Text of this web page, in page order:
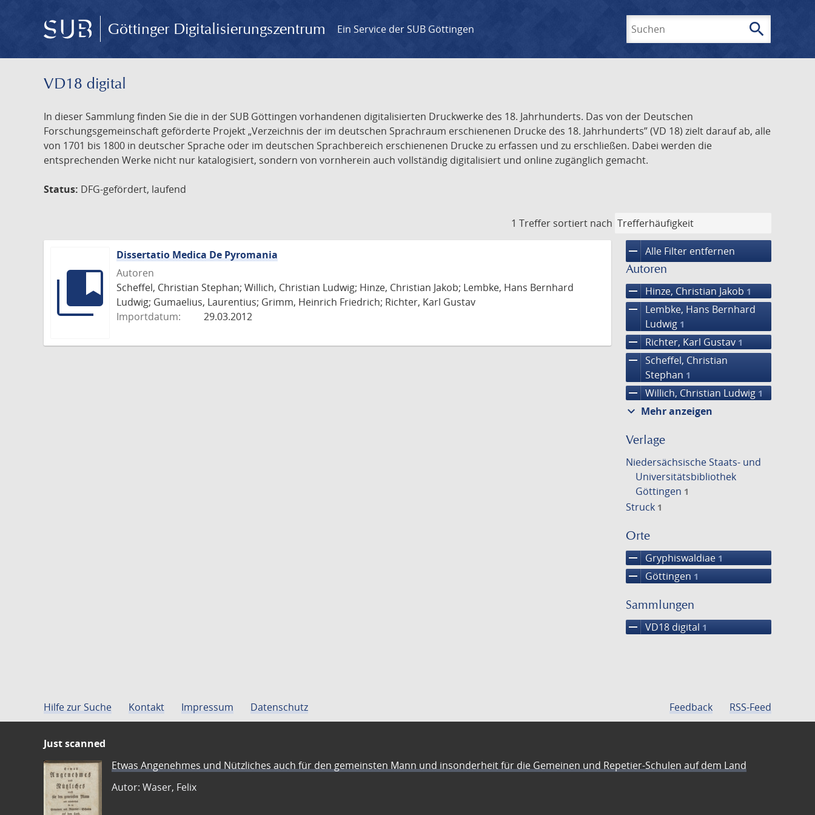
Göttinger Digitalisierungszentrum Ein Service der SUB Göttingen search
VD18 digital
In dieser Sammlung finden Sie die in der SUB Göttingen vorhandenen digitalisierten Druckwerke des 18. Jahrhunderts. Das von der Deutschen
Forschungsgemeinschaft geförderte Projekt „Verzeichnis der im deutschen Sprachraum erschienenen Drucke des 18. Jahrhunderts” (VD 18) zielt darauf ab, alle
von 1701 bis 1800 in deutscher Sprache oder im deutschen Sprachbereich erschienenen Drucke zu erfassen und zu erschließen. Dabei werden die
entsprechenden Werke nicht nur katalogisiert, sondern von vornherein auch vollständig digitalisiert und online zugänglich gemacht.
Status: DFG-gefördert, laufend
1 Treffer sortiert nach
remove Alle Filter entfernen
Autoren
remove Hinze, Christian Jakob 1
remove
Lembke, Hans Bernhard
Ludwig 1
remove Richter, Karl Gustav 1
remove
Scheffel, Christian
Stephan 1
remove Willich, Christian Ludwig 1
expand_more Mehr anzeigen
Verlage
Niedersächsische Staats- und
Universitätsbibliothek
Göttingen 1
Struck 1
Orte
remove Gryphiswaldiae 1
remove Göttingen 1
Sammlungen
remove VD18 digital 1
Dissertatio Medica De Pyromania
Autoren
Scheffel, Christian Stephan; Willich, Christian Ludwig; Hinze, Christian Jakob; Lembke, Hans Bernhard
Ludwig; Gumaelius, Laurentius; Grimm, Heinrich Friedrich; Richter, Karl Gustav
Importdatum:
29.03.2012
Hilfe zur Suche Kontakt Impressum Datenschutz Feedback RSS-Feed
Just scanned
Etwas Angenehmes und Nützliches auch für den gemeinsten Mann und insonderheit für die Gemeinen und Repetier-Schulen auf dem Land
Autor: Waser, Felix